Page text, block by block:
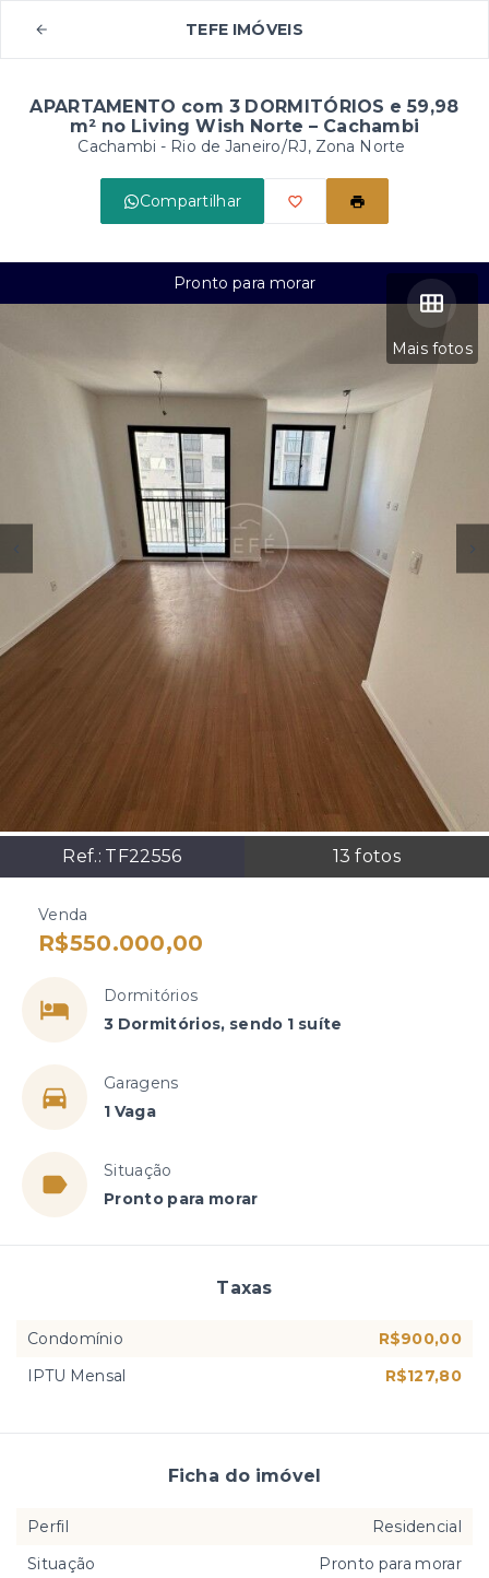
TEFE IMÓVEIS
APARTAMENTO com 3 DORMITÓRIOS e 59,98
m² no Living Wish Norte – Cachambi
Cachambi - Rio de Janeiro/RJ, Zona Norte
Compartilhar
Mais fotos
Ref.: TF22556 13 fotos
Pronto para morar
Venda
R$550.000,00
Dormitórios
3 Dormitórios, sendo 1 suíte
Garagens
1 Vaga
Situação
Pronto para morar
Taxas
Condomínio
R$900,00
IPTU Mensal
R$127,80
Ficha do imóvel
Perfil
Residencial
Situação
Pronto para morar